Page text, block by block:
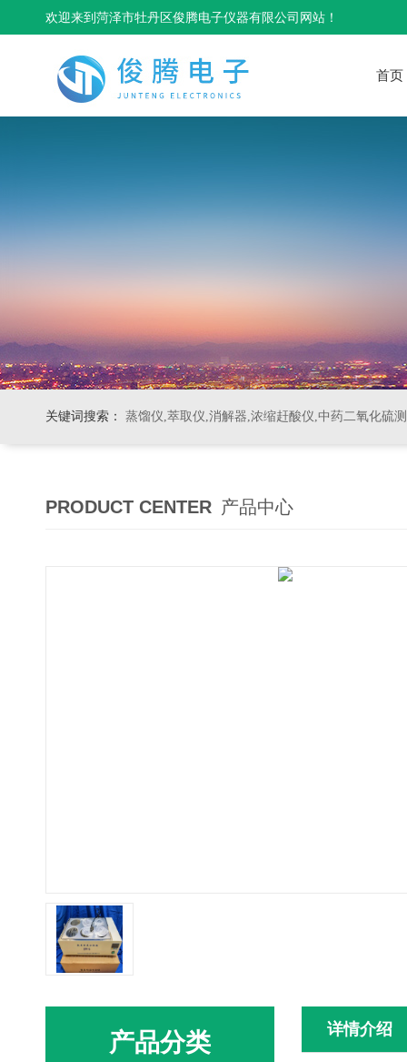
欢迎来到菏泽市牡丹区俊腾电子仪器有限公司网站！
首页
关键词搜索： 蒸馏仪,萃取仪,消解器,浓缩赶酸仪,中药二氧化硫
PRODUCT CENTER 产品中心
详情介绍
产品分类